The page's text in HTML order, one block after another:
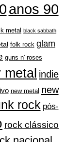
anos 90
metal black sabbath
folk rock glam
guns n' roses
metal indie
new metal new
rock pós-
rock clássico